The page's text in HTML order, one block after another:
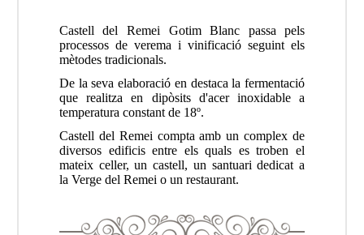
Castell del Remei Gotim Blanc passa pels
processos de verema i vinificació seguint els
mètodes tradicionals.
De la seva elaboració en destaca la fermentació
que realitza en dipòsits d'acer inoxidable a
temperatura constant de 18º.
Castell del Remei compta amb un complex de
diversos edificis entre els quals es troben el
mateix celler, un castell, un santuari dedicat a
la Verge del Remei o un restaurant.